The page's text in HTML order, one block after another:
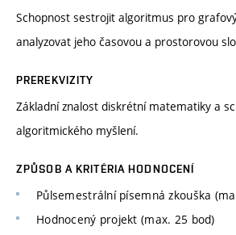
Schopnost sestrojit algoritmus pro
analyzovat jeho časovou a prostorovou
PREREKVIZITY
Základní znalost diskrétní matematiky a
algoritmického myšlení.
ZPŮSOB A KRITÉRIA HODNOCENÍ
Půlsemestrální písemná zkouška
Hodnocený projekt (max. 25 bod)